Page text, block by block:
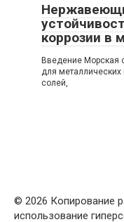
коррозии в
Введение Морская
для металлических
солей,
© 2026 Копирование
использование